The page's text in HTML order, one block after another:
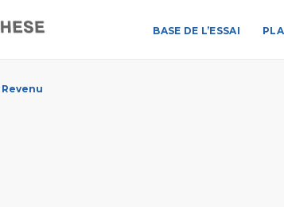
BASE DE L’ESSAI
Revenu